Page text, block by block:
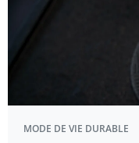
MODE DE VIE DURABLE